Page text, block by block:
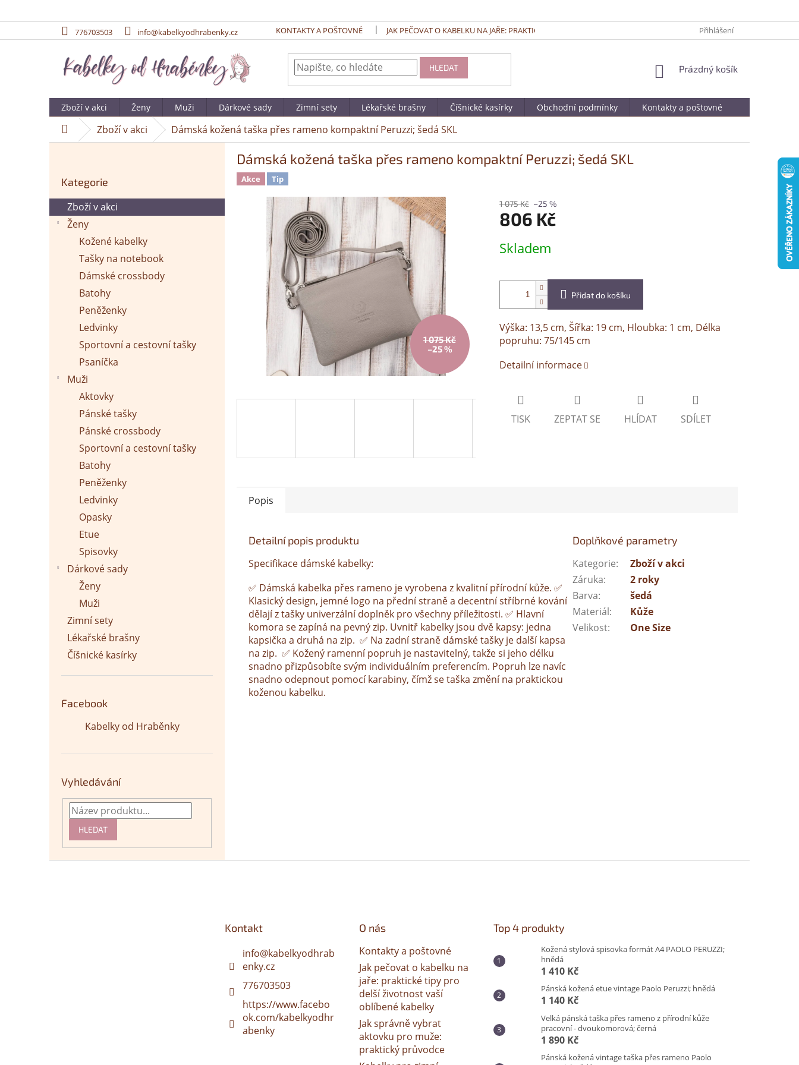
776703503 info@kabelkyodhrabenky.cz KONTAKTY A POŠTOVNÉ JAK PEČOVAT O KABELKU NA JAŘE: PRAKTICKÉ TIPY PRO DELŠÍ ŽIVOTNOST VAŠÍ OBLÍBENÉ KABELKY
Přihlášení
HLEDAT
NÁKUPNÍ
Prázdný košík
Zboží v akci Ženy Muži Dárkové sady Zimní sety Lékařské brašny Číšnické kasírky Obchodní podmínky Kontakty a poštovné
DomůZboží v akci Dámská kožená taška přes rameno kompaktní Peruzzi; šedá SKL
r
a
kategorie
Kategorie
Zboží v akci
Ženy
Kožené kabelky
Tašky na notebook
Dámské crossbody
Batohy
Peněženky
Ledvinky
Sportovní a cestovní tašky
Psaníčka
Muži
Aktovky
Pánské tašky
Pánské crossbody
Sportovní a cestovní tašky
Batohy
Peněženky
Ledvinky
Opasky
Etue
Spisovky
Dárkové sady
Ženy
Muži
Zimní sety
Lékařské brašny
Číšnické kasírky
Facebook
Kabelky od Hraběnky
Vyhledávání
HLEDAT
Dámská kožená taška přes rameno kompaktní Peruzzi; šedá SKL
Akce Tip
1 075 Kč
–25 %
1 075 Kč –25 %
806 Kč
cena:
Skladem
Přidat do košíku
Výška: 13,5 cm, Šířka: 19 cm, Hloubka: 1 cm, Délka
popruhu: 75/145 cm
Detailní informace
TISK ZEPTAT SE HLÍDAT SDÍLET
Popis
Detailní popis produktu
Specifikace dámské kabelky:
✅ Dámská kabelka přes rameno je vyrobena z kvalitní přírodní kůže. ✅
Klasický design, jemné logo na přední straně a decentní stříbrné kování
dělají z tašky univerzální doplněk pro všechny příležitosti. ✅ Hlavní
komora se zapíná na pevný zip. Uvnitř kabelky jsou dvě kapsy: jedna
kapsička a druhá na zip. ✅ Na zadní straně dámské tašky je další kapsa
na zip. ✅ Kožený ramenní popruh je nastavitelný, takže si jeho délku
snadno přizpůsobíte svým individuálním preferencím. Popruh lze navíc
snadno odepnout pomocí karabiny, čímž se taška změní na praktickou
koženou kabelku.
Doplňkové parametry
Kategorie:
Zboží v akci
Záruka:
2 roky
Barva:
šedá
Materiál:
Kůže
Velikost: One Size
Kontakt
info@kabelkyodhrab
enky.cz
776703503
https://www.facebo
ok.com/kabelkyodhr
abenky
O nás
Kontakty a poštovné
Jak pečovat o kabelku na
jaře: praktické tipy pro
delší životnost vaší
oblíbené kabelky
Jak správně vybrat
aktovku pro muže:
praktický průvodce
Top 4 produkty
Kožená stylová spisovka formát A4 PAOLO PERUZZI;
hnědá
1 410 Kč
Pánská kožená etue vintage Paolo Peruzzi; hnědá
1 140 Kč
Velká pánská taška přes rameno z přírodní kůže
pracovní - dvoukomorová; černá
1 890 Kč
Pánská kožená vintage taška přes rameno Paolo